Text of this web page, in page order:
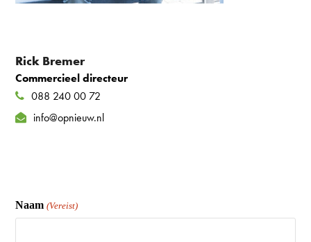
Rick Bremer
Commercieel directeur
088 240 00 72
info@opnieuw.nl
Naam (Vereist)